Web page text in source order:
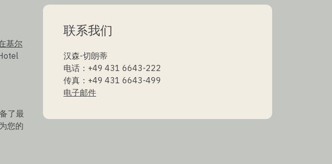
基尔
了最
您的
联系我们
汉森-切朗蒂
电话：+49 431 6643-222
传真：+49 431 6643-499
电子邮件